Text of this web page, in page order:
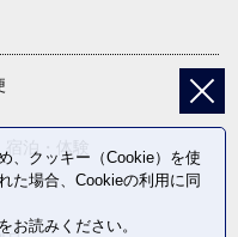
泊・体験
、クッキー（Cookie）を使
た場合、Cookieの利用に同
をお読みください。